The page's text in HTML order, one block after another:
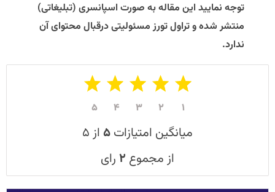
توجه نمایید این مقاله به صورت اسپانسری (تبلیغاتی)
منتشر شده و تراول تورز مسئولیتی درقبال محتوای آن
ندارد.​
۱ ۲ ۳ ۴ ۵
میانگین امتیازات۵از ۵
از مجموع ۲رای